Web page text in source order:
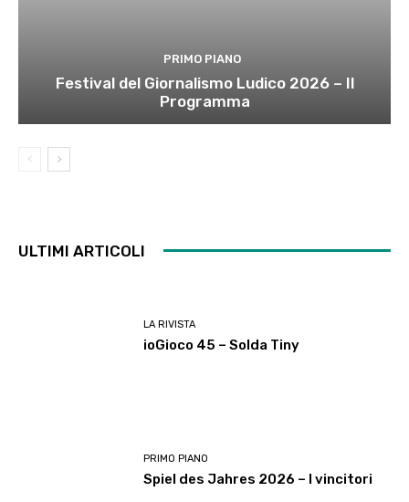
PRIMO PIANO
Festival del Giornalismo Ludico 2026 – Il
Programma
ULTIMI ARTICOLI
LA RIVISTA
ioGioco 45 – Solda Tiny
PRIMO PIANO
Spiel des Jahres 2026 – I vincitori